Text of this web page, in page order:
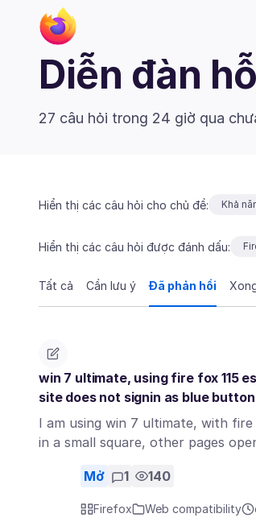
Diễn đàn
27 câu hỏi trong 24 giờ qua
Hiển thị các câu hỏi cho chủ đề: Khả
Hiển thị các câu hỏi được đánh dấu:
Tất cả Cần lưu ý Đã phản hồi
win 7 ultimate, using fire fox 115
site does not signin as blue
I am using win 7 ultimate, with
in a small square, other pages
Mở 1 140
Firefox Web compatibility